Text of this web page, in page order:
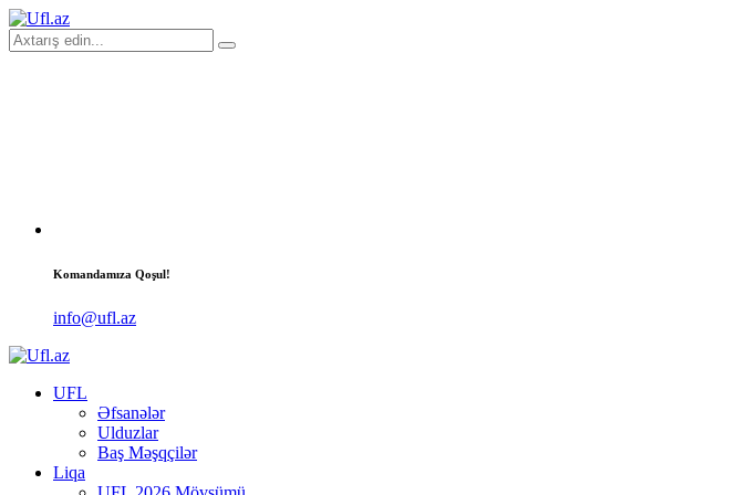
Komandamıza Qoşul!
info@ufl.az
UFL
Əfsanələr
Ulduzlar
Baş Məşqçilər
Liqa